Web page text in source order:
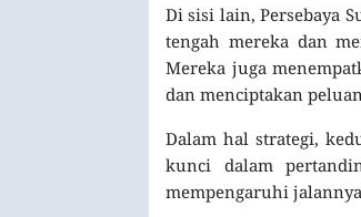
Di sisi lain, Persebaya
tengah mereka dan
Mereka juga
dan menciptakan
Dalam hal strategi,
kunci dalam
mempengaruhi